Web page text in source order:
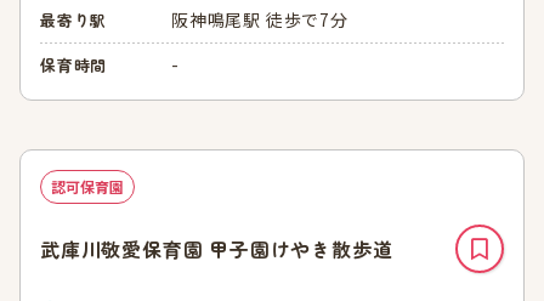
最寄り駅 阪神鳴尾駅 徒歩で7分
保育時間 -
認可保育園
武庫川敬愛保育園 甲子園けやき散歩道